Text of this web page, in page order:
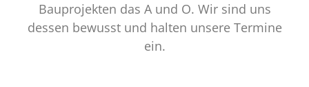
Bauprojekten das A und O. Wir sind uns
dessen bewusst und halten unsere Termine
ein.